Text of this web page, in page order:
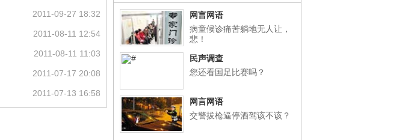
网言网语
病童候诊痛苦躺地无人让，
悲！
民声调查
您还看国足比赛吗？
网言网语
交警拔枪逼停酒驾该不该？
2011-09-27 18:32
2011-08-11 12:54
2011-08-11 11:03
2011-07-17 20:08
2011-07-13 16:58